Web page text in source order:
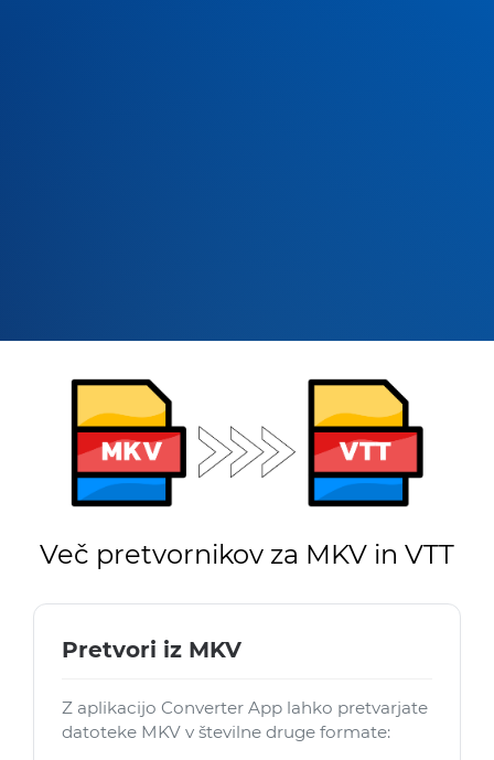
Več pretvornikov za MKV in VTT
Pretvori iz MKV
Z aplikacijo Converter App lahko pretvarjate
datoteke MKV v številne druge formate: